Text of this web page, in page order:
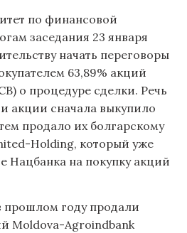
по финансовой
заседания 23 января
начать переговоры
63,89% акций
о процедуре сделки. Речь
акции сначала выкупило
продало их болгарскому
Holding, который уже
Нацбанка на покупку акций
году продали
Moldova-Agroindbank